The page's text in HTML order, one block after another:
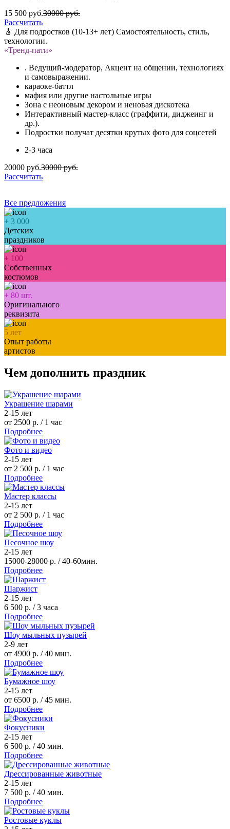
15 500 руб.30000 руб.
Рассчитать
🎸 Для подростков (10-13+ лет) Самостоятельность, стиль,
технологии.
«Тренд-пати»
. Ведущий-модератор, Акцент на общении, технологиях
и самовыражении.
караоке-баттл
мафия или другие настольные игры
Зона с неоновым декором и неновая дискотека
Интерактивный мастер-класс (граффити, диджеинг и
др.).
Подростки получат десятки крутых фото для соцсетей
2-3 часа
20000 руб.30000 руб.
Рассчитать
Все предложения
+ 3 000
Детских
праздников
+ 100
Собственных
костюмов
+ 80 шт.
Оригинального
реквизита
5 лет
Опыт работы
артистов
Чем дополнить праздник
Украшение шарами
2-15 лет
от 2500 р. / 1 час
Подробнее
Фото и видео
2-15 лет
от 2 500 р. / 1 час
Подробнее
Мастер классы
2-15 лет
от 2 500 р. / 1 час
Подробнее
Песочное шоу
2-15 лет
15000-28000 р. / 40-60мин.
Подробнее
Шаржист
2-15 лет
6 500 р. / 3 часа
Подробнее
Шоу мыльных пузырей
2-9 лет
от 4900 р. / 40 мин.
Подробнее
Бумажное шоу
2-15 лет
от 6500 р. / 45 мин.
Подробнее
Фокусники
2-15 лет
6 500 р. / 40 мин.
Подробнее
Дрессированные животные
2-15 лет
7 500 р. / 40 мин.
Подробнее
Ростовые куклы